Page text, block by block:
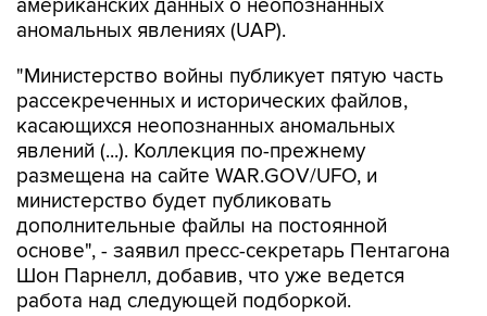
"Министерство войны публикует пятую часть
касающихся неопознанных аномальных
явлений (...). Коллекция по-прежнему
размещена на сайте WAR.GOV/UFO, и
министерство будет публиковать
дополнительные файлы на постоянной
основе", - заявил пресс-секретарь Пентагона
Шон Парнелл, добавив, что уже ведется
работа над следующей подборкой.
Как и в предыдущих публикациях, в